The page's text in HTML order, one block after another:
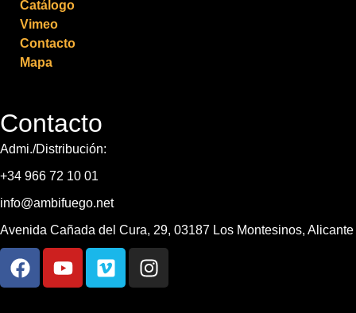
Catálogo
Vimeo
Contacto
Mapa
Contacto
Admi./Distribución:
+34 966 72 10 01
info@ambifuego.net
Avenida Cañada del Cura, 29, 03187 Los Montesinos, Alicante